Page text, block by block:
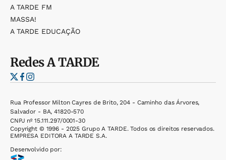
A TARDE FM
MASSA!
A TARDE EDUCAÇÃO
RedesA TARDE
Rua Professor Milton Cayres de Brito, 204 - Caminho das Árvores,
Salvador - BA, 41820-570
CNPJ nº 15.111.297/0001-30
Copyright © 1996 - 2025 Grupo A TARDE. Todos os direitos reservados.
EMPRESA EDITORA A TARDE S.A.
Desenvolvido por: